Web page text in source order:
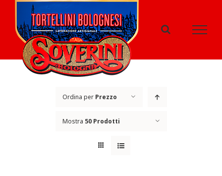
contenuto
Ordina per Prezzo
Mostra 50 Prodotti